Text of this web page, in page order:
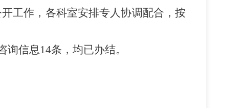
工作，各科室安排专人协调配合，按
询信息14条，均已办结。